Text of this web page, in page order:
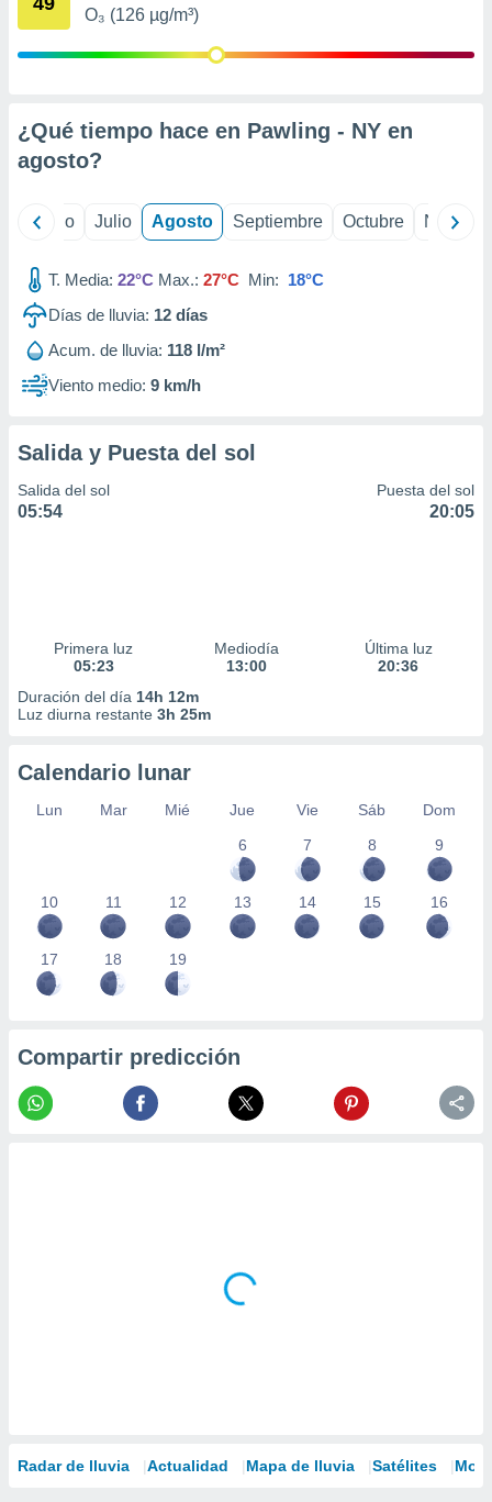
publicidad
1199
O₃ (126 µg/m³)
¿Qué tiempo hace en Pawling - NY en
agosto?
Junio Julio Agosto Septiembre Octubre
T. Media: 22°C Max.: 27°C Min: 18°C
Días de lluvia: 12 días
Acum. de lluvia: 118 l/m²
Viento medio: 9 km/h
Salida y Puesta del sol
Salida del sol
05:54
Puesta del sol
20:05
Primera luz
05:23
Mediodía
13:00
Última luz
20:36
Duración del día 14h 12m
Luz diurna restante 3h 25m
Calendario lunar
Lun Mar Mié Jue Vie Sáb
Dom
6
7 8 9
10 11 12 13 14 15 16
17 18 19
Compartir predicción
Radar de lluvia Actualidad Mapa de lluvia Satélites